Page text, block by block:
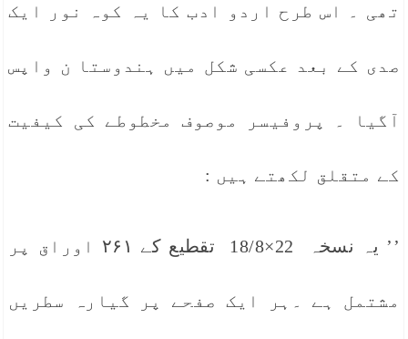
تھی ۔ اس طرح اردو ادب کا یہ کوہ نور ایک
صدی کے بعد عکسی شکل میں ہندوستا ن واپس
آگیا ۔ پروفیسر موصوف مخطوطے کی کیفیت
کے متقلق لکھتے ہیں :
’’ یہ نسخہ 22×18/8 تقطیع کے ۲۶۱ اوراق پر
مشتمل ہے ۔ہر ایک صفحے پر گیارہ سطریں